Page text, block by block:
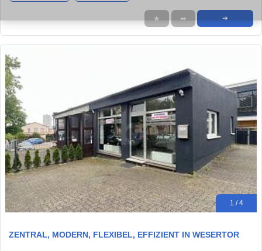
★ ➦ ➜
1 / 4
ZENTRAL, MODERN, FLEXIBEL, EFFIZIENT IN WESERTOR